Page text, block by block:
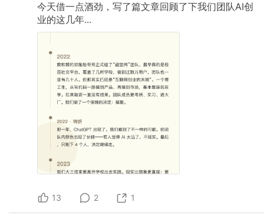
今天借一点酒劲，写了篇文章回顾了下我们团队AI创
业的这几年...
13 2 1